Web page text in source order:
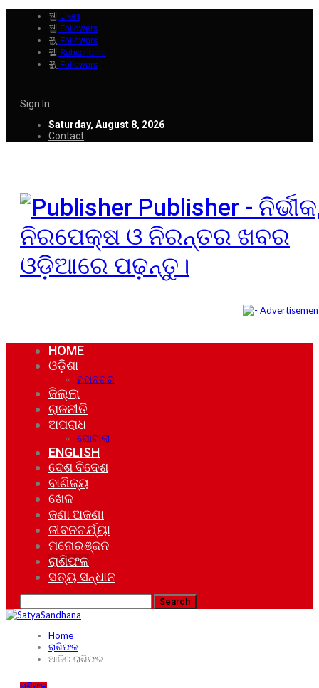
Likes
Followers
Followers
Subscribers
Followers
Sign In
Saturday, August 8, 2026
Contact
Publisher -
ନିରପେକ୍ଷ ଓ ନିରନ୍ତର ଖବର
ଓଡ଼ିଆରେ ପଢ଼ନ୍ତୁ।
HOME
ଓଡ଼ିଶା
ମହାନଗର
ଜିଲ୍ଲା
ରାଜନୀତି
ଅପରାଧ
ଘୋଟାଲା
ENGLISH
ଦେଶ ବିଦେଶ
ବାଣିଜ୍ୟ
ଖେଳ
ଜଣା ଅଜଣା
ଜୀବନଚର୍ଯ୍ୟା
ମନୋରଞ୍ଜନ
ରାଶିଫଳ
ସତ୍ୟ ସନ୍ଧାନ
Home
ରାଶିଫଳ
ଆଜିର ରାଶିଫଳ